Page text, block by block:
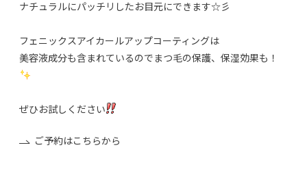
ナチュラルにパッチリしたお目元にできます☆彡
フェニックスアイカールアップコーティングは
美容液成分も含まれているのでまつ毛の保護、保湿効果も！
ぜひお試しください
ご予約はこちらから